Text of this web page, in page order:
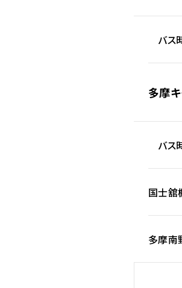
バス
多摩
バス
国士舘
多摩南